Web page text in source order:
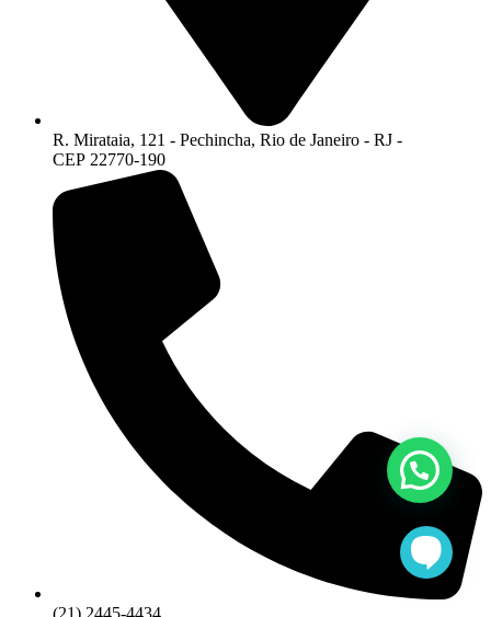
R. Mirataia, 121 - Pechincha, Rio de Janeiro - RJ -
CEP 22770-190